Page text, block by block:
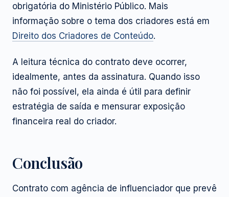
obrigatória do Ministério Público. Mais
informação sobre o tema dos criadores está em
Direito dos Criadores de Conteúdo.
A leitura técnica do contrato deve ocorrer,
idealmente, antes da assinatura. Quando isso
não foi possível, ela ainda é útil para definir
estratégia de saída e mensurar exposição
financeira real do criador.
Conclusão
Contrato com agência de influenciador que prevê